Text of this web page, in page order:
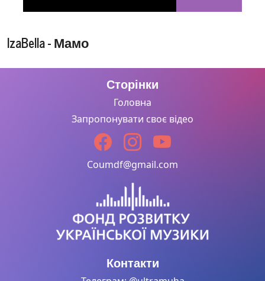
IzaBella - Мамо
Сторінки
Головна
Запропонувати своє відео
Coumdf@gmail.com
Контакти